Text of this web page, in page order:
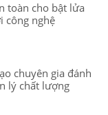
toàn cho bật lửa
công nghệ
chuyên gia đánh
lý chất lượng